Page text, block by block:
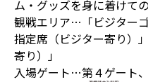
ム・グッズを身に着けて
観戦エリア…「ビジター
指定席（ビジター寄り）
寄り）」
入場ゲート…第４ゲート